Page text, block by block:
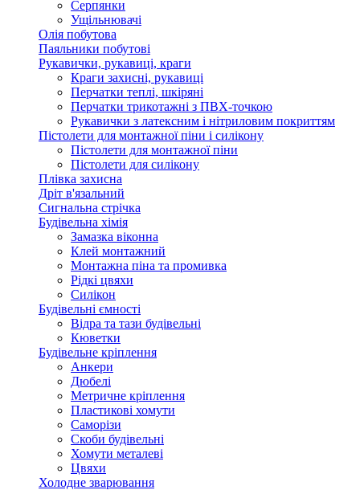
Серпянки
Ущільнювачі
Олія побутова
Паяльники побутові
Рукавички, рукавиці, краги
Краги захисні, рукавиці
Перчатки теплі, шкіряні
Перчатки трикотажні з ПВХ-точкою
Рукавички з латексним і нітриловим покриттям
Пістолети для монтажної піни і силікону
Пістолети для монтажної піни
Пістолети для силікону
Плівка захисна
Дріт в'язальний
Сигнальна стрічка
Будівельна хімія
Замазка віконна
Клей монтажний
Монтажна піна та промивка
Рідкі цвяхи
Силікон
Будівельні ємності
Відра та тази будівельні
Кюветки
Будівельне кріплення
Анкери
Дюбелі
Метричне кріплення
Пластикові хомути
Саморізи
Скоби будівельні
Хомути металеві
Цвяхи
Холодне зварювання